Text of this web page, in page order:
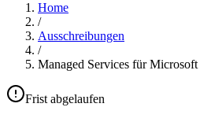
Home
/
Ausschreibungen
/
Managed Services für
Frist abgelaufen